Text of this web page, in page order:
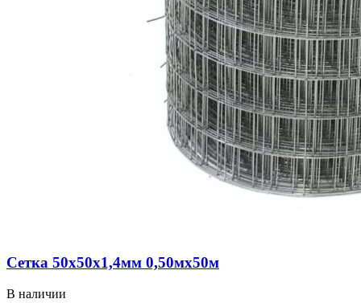
Сетка 50х50х1,4мм 0,50мх50м
В наличии